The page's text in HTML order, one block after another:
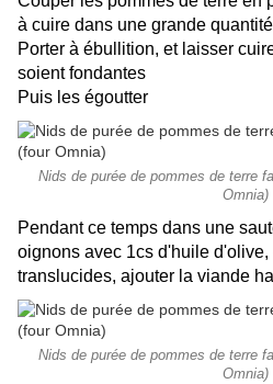
à cuire dans une grande
Porter à ébullition, et laisser
soient fondantes
Puis les égoutter
Nids de purée de pommes de terre
Omnia)
Pendant ce temps dans une
oignons avec 1cs d'huile
translucides, ajouter la viande
Nids de purée de pommes de terre
Omnia)